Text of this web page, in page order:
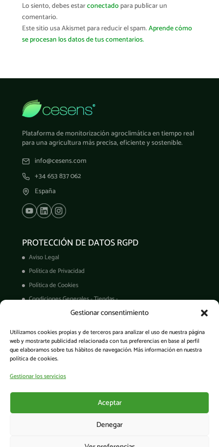
Gestionar consentimiento
Utilizamos cookies propias y de terceros para analizar el uso de nuestra página
web y mostrarte publicidad relacionada con tus preferencias en base al perfil
que elaboramos sobre tus hábitos de navegación. Más información en nuestra
política de cookies.
Gestionar los servicios
Aceptar
Denegar
Lo siento, debes estarconectadopara publicar un
comentario.
Este sitio usa Akismet para reducir el spam.Aprende cómo
se procesan los datos de tus comentarios.
Plataforma de monitorización agroclimática en tiempo real
para una agricultura más precisa, eficiente y sostenible.
info@cesens.com
+34 653 837 062
España
PROTECCIÓN DE DATOS RGPD
Aviso Legal
Política de Privacidad
Política de Cookies
Condiciones Generales - Tiendas -
Derechos ARCO
Garantía de productos